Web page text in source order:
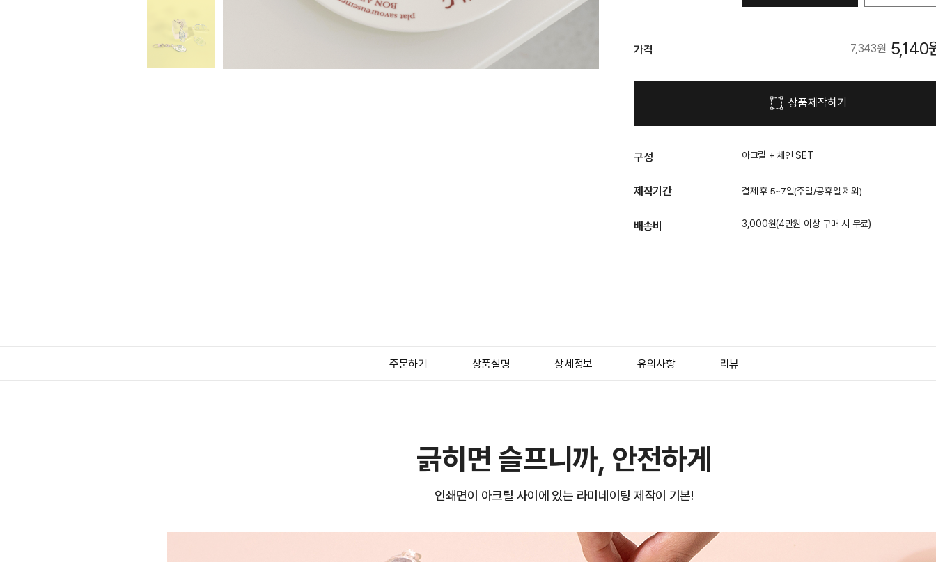
가격 7,343원 5,140
상품제작하기
구성 아크릴 + 체인 SET
제작기간 결제 후 5~7일(주말/공휴일 제외)
배송비 3,000원(4만원 이상 구매 시 무료)
주문하기 상품설명 상세정보 유의사항 리뷰
긁히면 슬프니까, 안전하게
인쇄면이 아크릴 사이에 있는 라미네이팅 제작이 기본!